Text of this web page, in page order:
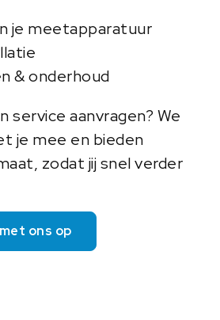
je meetapparatuur
& onderhoud
service aanvragen? We
je mee en bieden
zodat jij snel verder
ons op